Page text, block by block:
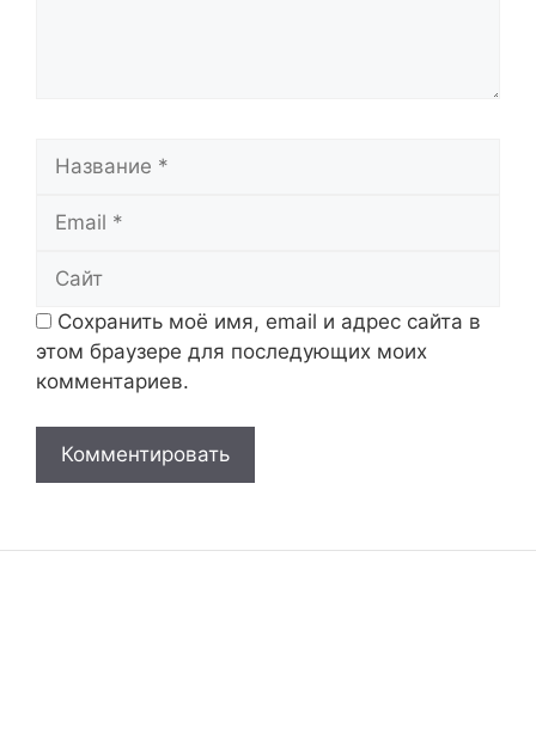
Сохранить моё имя, email и адрес сайта в
этом браузере для последующих моих
комментариев.